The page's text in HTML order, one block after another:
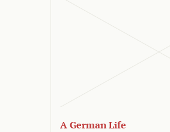
A German Life